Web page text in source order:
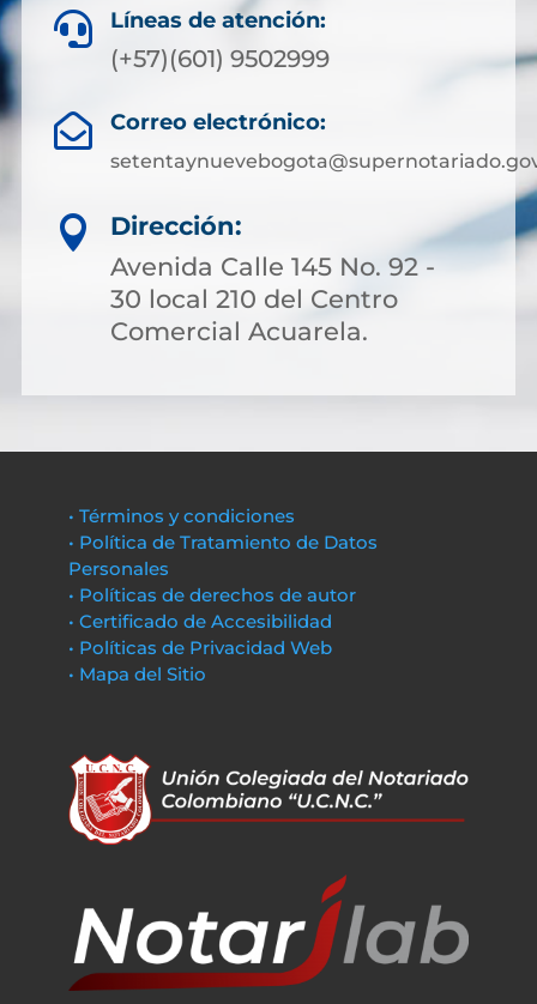
 Líneas de atención:
(+57)(601) 9502999
 Correo electrónico:

Dirección:
Avenida Calle 145 No. 92 -
30 local 210 del Centro
Comercial Acuarela.
• Términos y condiciones
• Política de Tratamiento de Datos
Personales
• Políticas de derechos de autor
• Certificado de Accesibilidad
• Políticas de Privacidad Web
• Mapa del Sitio